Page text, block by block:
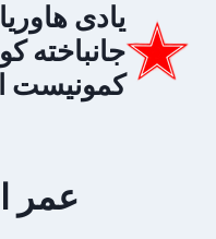
محتوا
یادی
جانباخته
کمونیست
عمر